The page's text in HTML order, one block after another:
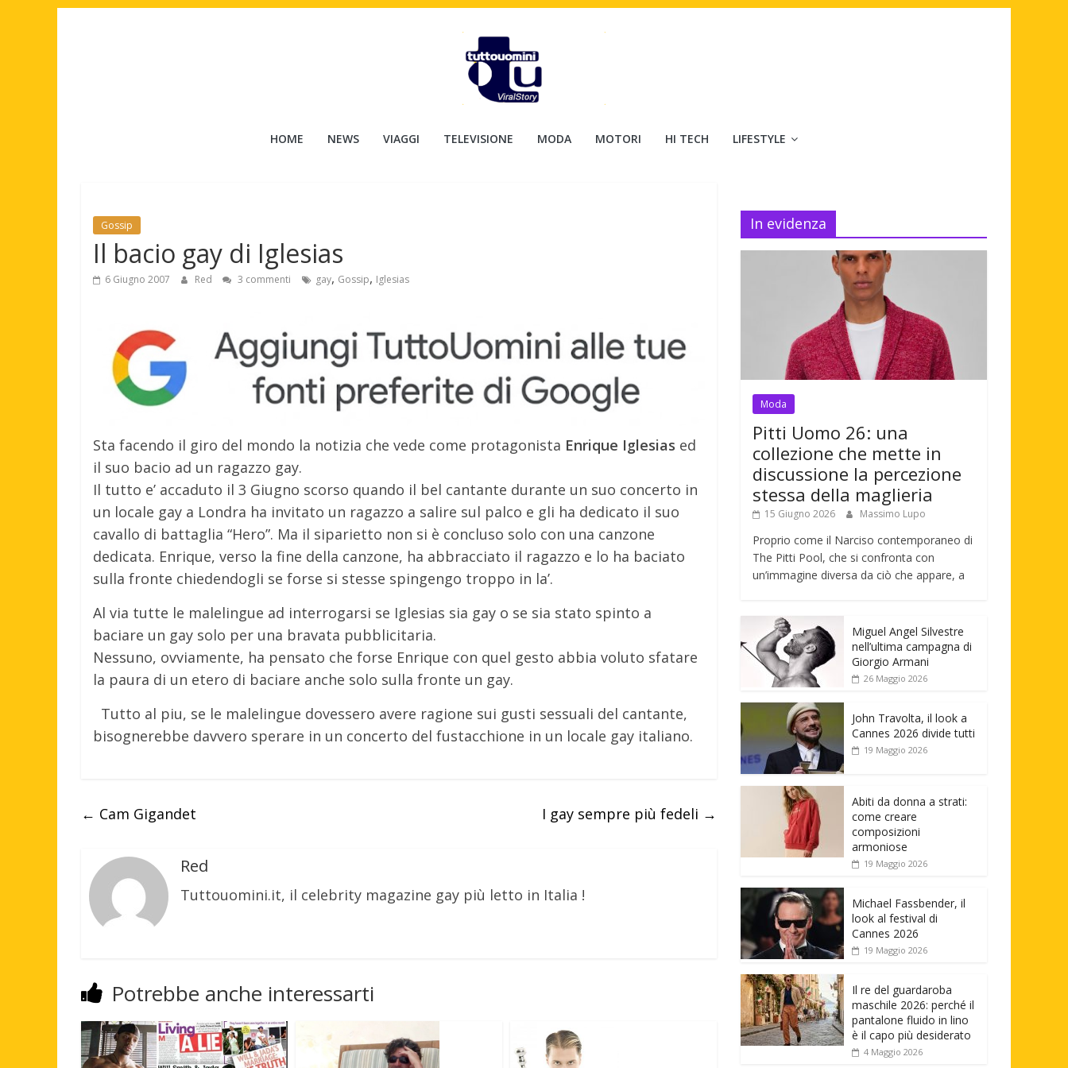
Tuttouomini
Motori,
gay
HOME NEWS VIAGGI TELEVISIONE MODA MOTORI HI TECH LIFESTYLE
Gossip
Il bacio gay di Iglesias
6 Giugno 2007 Red 3 commenti gay, Gossip, Iglesias
Sta facendo il giro del mondo la notizia che vede come protagonista Enrique Iglesias ed
il suo bacio ad un ragazzo gay.
Il tutto e’ accaduto il 3 Giugno scorso quando il bel cantante durante un suo concerto in
un locale gay a Londra ha invitato un ragazzo a salire sul palco e gli ha dedicato il suo
cavallo di battaglia “Hero”. Ma il siparietto non si è concluso solo con una canzone
dedicata. Enrique, verso la fine della canzone, ha abbracciato il ragazzo e lo ha baciato
sulla fronte chiedendogli se forse si stesse spingengo troppo in la’.
Al via tutte le malelingue ad interrogarsi se Iglesias sia gay o se sia stato spinto a
baciare un gay solo per una bravata pubblicitaria.
Nessuno, ovviamente, ha pensato che forse Enrique con quel gesto abbia voluto sfatare
la paura di un etero di baciare anche solo sulla fronte un gay.
Tutto al piu, se le malelingue dovessero avere ragione sui gusti sessuali del cantante,
bisognerebbe davvero sperare in un concerto del fustacchione in un locale gay italiano.
← Cam Gigandet I gay sempre più fedeli →
Red
Tuttouomini.it, il celebrity magazine gay più letto in Italia !
Potrebbe anche interessarti
In evidenza
Moda
Pitti Uomo 26: una
collezione che mette in
discussione la percezione
stessa della maglieria
15 Giugno 2026 Massimo Lupo
Proprio come il Narciso contemporaneo di
The Pitti Pool, che si confronta con
un’immagine diversa da ciò che appare, a
Miguel Angel Silvestre
nell’ultima campagna di
Giorgio Armani
26 Maggio 2026
John Travolta, il look a
Cannes 2026 divide tutti
19 Maggio 2026
Abiti da donna a strati:
come creare
composizioni
armoniose
19 Maggio 2026
Michael Fassbender, il
look al festival di
Cannes 2026
19 Maggio 2026
Il re del guardaroba
maschile 2026: perché il
pantalone fluido in lino
è il capo più desiderato
4 Maggio 2026